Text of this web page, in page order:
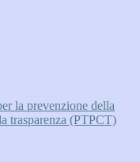
la prevenzione della
trasparenza (PTPCT)